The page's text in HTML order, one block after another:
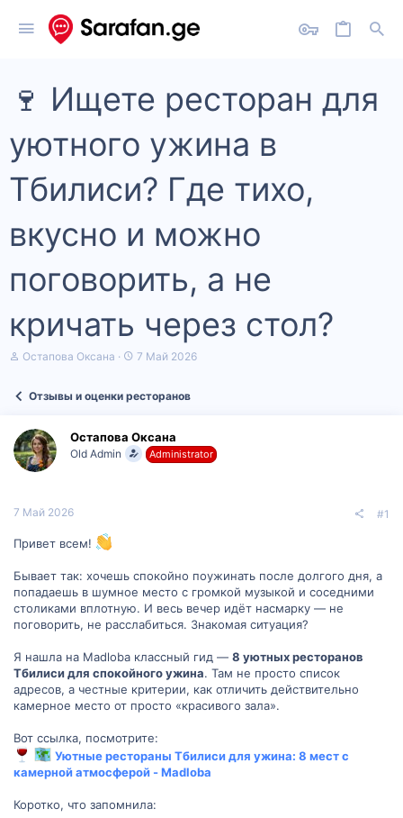
🍷 Ищете ресторан для
уютного ужина в
Тбилиси? Где тихо,
вкусно и можно
поговорить, а не
кричать через стол?
А
т
е
м
ы
Остапова Оксана
Д
а
ч
а
7 Май 2026
Отзывы и оценки ресторанов
Остапова Оксана
Old Admin Administrator
7 Май 2026 #1
Привет всем!
Бывает так: хочешь спокойно поужинать после долгого дня, а
попадаешь в шумное место с громкой музыкой и соседними
столиками вплотную. И весь вечер идёт насмарку — не
поговорить, не расслабиться. Знакомая ситуация?
Я нашла на Madloba классный гид — 8 уютных ресторанов
Тбилиси для спокойного ужина. Там не просто список
адресов, а честные критерии, как отличить действительно
камерное место от просто «красивого зала».
Вот ссылка, посмотрите:
Уютные рестораны Тбилиси для ужина: 8 мест с
камерной атмосферой - Madloba
Коротко, что запомнила: